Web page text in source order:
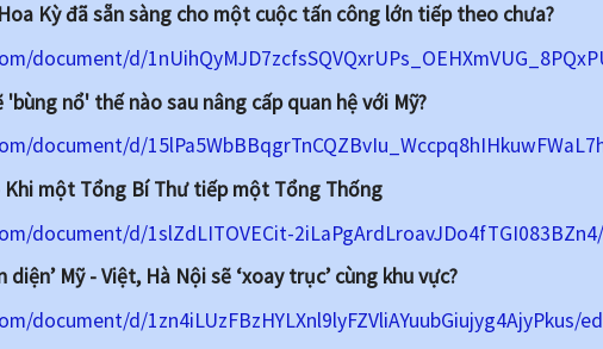
Kỳ đã sẵn sàng cho một cuộc tấn công lớn tiếp theo chưa?
document/d/
'bùng nổ' thế nào sau nâng cấp quan hệ với Mỹ?
document/d/
Khi một Tổng Bí Thư tiếp một Tổng Thống
document/d/1slZdLITOVECit-
diện’ Mỹ - Việt, Hà Nội sẽ ‘xoay trục’ cùng khu vực?
document/d/1zn4iLUzFBzHYLXnl9lyFZVliAYuubGiujyg4AjyPkus/